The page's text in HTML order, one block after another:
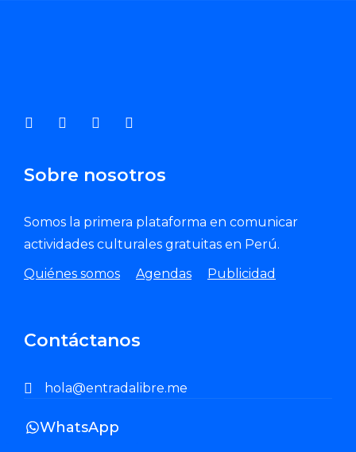
Sobre nosotros
Somos la primera plataforma en comunicar
actividades culturales gratuitas en Perú.
Quiénes somos
Agendas Publicidad
Contáctanos
hola@entradalibre.me
WhatsApp